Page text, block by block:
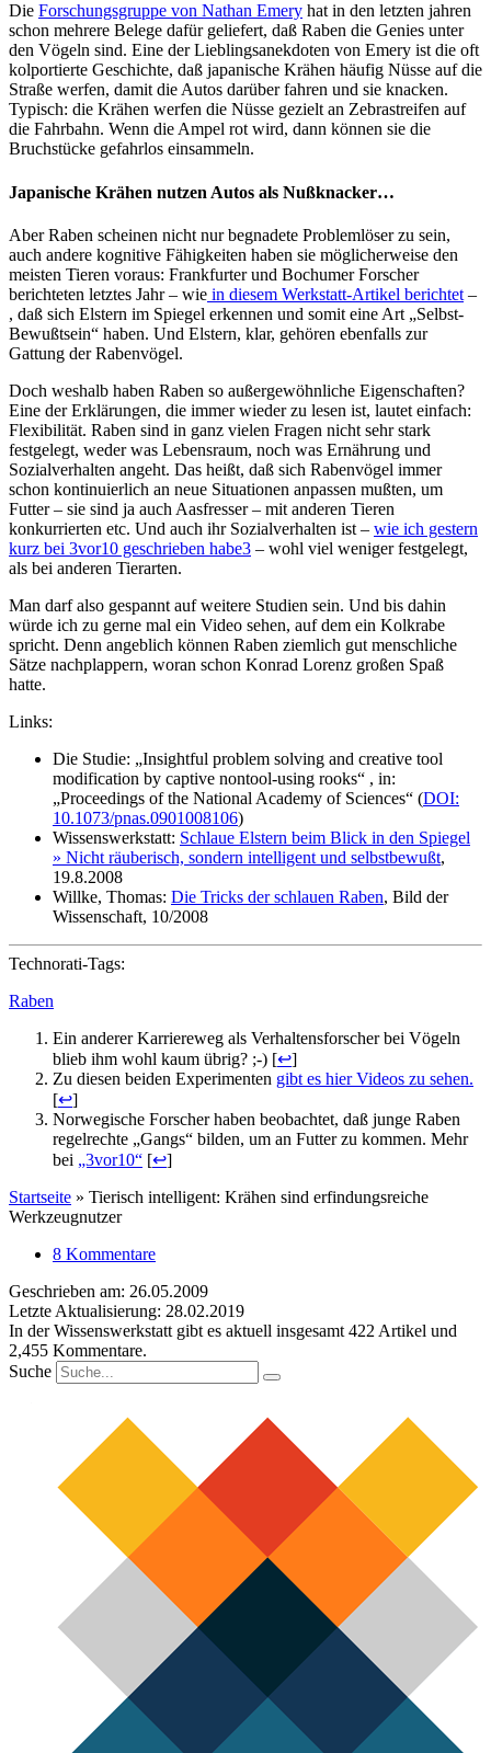
Die Forschungsgruppe von Nathan Emery hat in den letzten jahren
schon mehrere Belege dafür geliefert, daß Raben die Genies unter
den Vögeln sind. Eine der Lieblingsanekdoten von Emery ist die oft
kolportierte Geschichte, daß japanische Krähen häufig Nüsse auf die
Straße werfen, damit die Autos darüber fahren und sie knacken.
Typisch: die Krähen werfen die Nüsse gezielt an Zebrastreifen auf
die Fahrbahn. Wenn die Ampel rot wird, dann können sie die
Bruchstücke gefahrlos einsammeln.
Japanische Krähen nutzen Autos als Nußknacker…
Aber Raben scheinen nicht nur begnadete Problemlöser zu sein,
auch andere kognitive Fähigkeiten haben sie möglicherweise den
meisten Tieren voraus: Frankfurter und Bochumer Forscher
berichteten letztes Jahr – wie in diesem Werkstatt-Artikel berichtet –
, daß sich Elstern im Spiegel erkennen und somit eine Art „Selbst-
Bewußtsein“ haben. Und Elstern, klar, gehören ebenfalls zur
Gattung der Rabenvögel.
Doch weshalb haben Raben so außergewöhnliche Eigenschaften?
Eine der Erklärungen, die immer wieder zu lesen ist, lautet einfach:
Flexibilität. Raben sind in ganz vielen Fragen nicht sehr stark
festgelegt, weder was Lebensraum, noch was Ernährung und
Sozialverhalten angeht. Das heißt, daß sich Rabenvögel immer
schon kontinuierlich an neue Situationen anpassen mußten, um
Futter – sie sind ja auch Aasfresser – mit anderen Tieren
konkurrierten etc. Und auch ihr Sozialverhalten ist – wie ich gestern
kurz bei 3vor10 geschrieben habe3 – wohl viel weniger festgelegt,
als bei anderen Tierarten.
Man darf also gespannt auf weitere Studien sein. Und bis dahin
würde ich zu gerne mal ein Video sehen, auf dem ein Kolkrabe
spricht. Denn angeblich können Raben ziemlich gut menschliche
Sätze nachplappern, woran schon Konrad Lorenz großen Spaß
hatte.
Links:
Die Studie: „Insightful problem solving and creative tool
modification by captive nontool-using rooks“ , in:
„Proceedings of the National Academy of Sciences“ (DOI:
10.1073/pnas.0901008106)
Wissenswerkstatt: Schlaue Elstern beim Blick in den Spiegel
» Nicht räuberisch, sondern intelligent und selbstbewußt,
19.8.2008
Willke, Thomas: Die Tricks der schlauen Raben, Bild der
Wissenschaft, 10/2008
Technorati-Tags:
Raben
Ein anderer Karriereweg als Verhaltensforscher bei Vögeln
blieb ihm wohl kaum übrig? ;-) [↩]
Zu diesen beiden Experimenten gibt es hier Videos zu sehen.
[↩]
Norwegische Forscher haben beobachtet, daß junge Raben
regelrechte „Gangs“ bilden, um an Futter zu kommen. Mehr
bei „3vor10“ [↩]
Startseite » Tierisch intelligent: Krähen sind erfindungsreiche
Werkzeugnutzer
8 Kommentare
Geschrieben am: 26.05.2009
Letzte Aktualisierung: 28.02.2019
In der Wissenswerkstatt gibt es aktuell insgesamt 422 Artikel und
2,455 Kommentare.
Suche